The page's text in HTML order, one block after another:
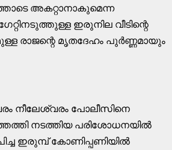
അകറ്റാനാകുമെന്ന
ഇരുനില വീടിന്റെ
രാജന്റെ മൃതദേഹം പുർണ്ണമായും
നീലേശ്വരം പോലീസിനെ
നടത്തിയ പരിശോധനയിൽ
ഇരുമ്പ് കോണിപ്പണിയിൽ